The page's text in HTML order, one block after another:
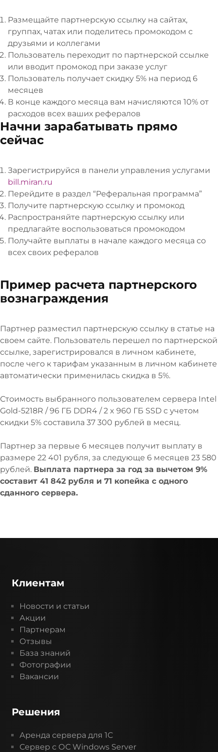
Размещайте партнерскую ссылку на сайтах,
группах, чатах или поделитесь промокодом с
друзьями и коллегами
Пользователь переходит по партнерской ссылке
или вводит промокод при заказе услуг
Пользователь получает скидку 5% на период 6
месяцев
В конце каждого месяца вам начисляются 10% от
расходов всех ваших рефералов
Начни зарабатывать прямо
сейчас
Зарегистрируйся в панели управления услугами
bill.miran.ru
Перейдите в раздел “Реферальная программа”
Получите партнерскую ссылку и промокод
Распространяйте партнерскую ссылку или
предлагайте воспользоваться промокодом
Получайте выплаты в начале каждого месяца со
всех своих рефералов
Пример расчета партнерского
вознаграждения
Партнер разместил партнерскую ссылку в статье на
своем сайте. Пользователь перешел по партнерской
ссылке, зарегистрировался в личном кабинете,
после чего к тарифам указанным в личном кабинете
автоматически применилась скидка в 5%.
Стоимость выбранного пользователем сервера Intel
Gold-5218R / 96 ГБ DDR4 / 2 x 960 ГБ SSD c учетом
скидки 5% составила 37 300 рублей в месяц.
Партнер за первые 6 месяцев получит выплату в
размере 22 401 рубля, за следующе 6 месяцев 23 580
рублей. Выплата партнера за год за вычетом 9%
составит 41 842 рубля и 71 копейка с одного
сданного сервера.
Клиентам
Новости и статьи
Акции
Партнерам
Отзывы
База знаний
Фотографии
Вакансии
Решения
Аренда сервера для 1C
Сервер с ОС Windows Server